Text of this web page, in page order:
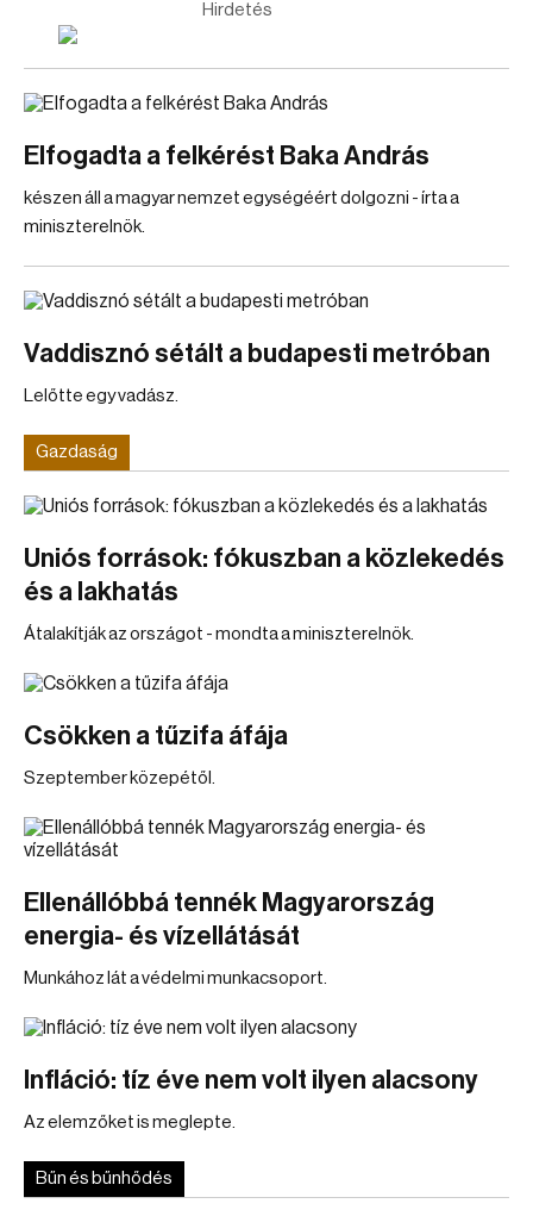
Hirdetés
Elfogadta a felkérést Baka András
készen áll a magyar nemzet egységéért dolgozni - írta a
miniszterelnök.
Vaddisznó sétált a budapesti metróban
Lelőtte egy vadász.
Gazdaság
Uniós források: fókuszban a közlekedés
és a lakhatás
Átalakítják az országot - mondta a miniszterelnök.
Csökken a tűzifa áfája
Szeptember közepétől.
Ellenállóbbá tennék Magyarország
energia- és vízellátását
Munkához lát a védelmi munkacsoport.
Infláció: tíz éve nem volt ilyen alacsony
Az elemzőket is meglepte.
Bűn és bűnhődés